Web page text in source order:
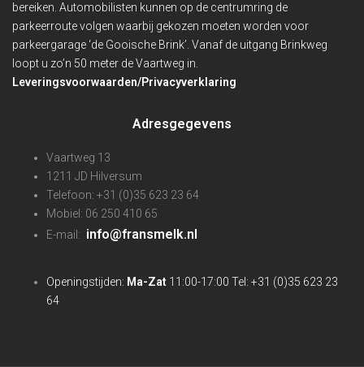
bereiken. Automobilisten kunnen op de centrumring de
parkeerroute volgen waarbij gekozen moeten worden voor
parkeergarage ‘de Gooische Brink’. Vanaf de uitgang Brinkweg
loopt u zo’n 50 meter de Vaartweg in.
Leveringsvoorwaarden/Privacyverklaring
Adresgegevens
Vaartweg 13
1211 JD Hilversum
Telefoon: +31 (0)35 623 23 64
Mobiel: 06 250 410 65
E-mail: info@fransmelk.nl
Openingstijden: Ma-Zat 11:00-17:00 Tel: +31 (0)35 623 23
64